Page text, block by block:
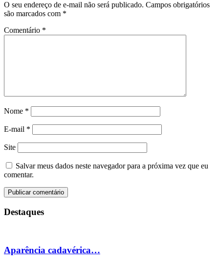
O seu endereço de e-mail não será publicado. Campos obrigatórios
são marcados com *
Comentário *
Nome *
E-mail *
Site
Salvar meus dados neste navegador para a próxima vez que eu
comentar.
Destaques
Aparência cadavérica…